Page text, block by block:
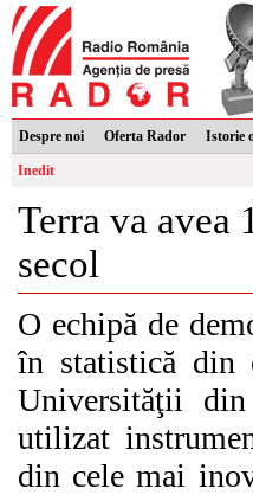
Despre noi Oferta Rador Istorie
Inedit
Terra va avea
secol
O echipă de
în statistică din
Universităţii
utilizat
din cele mai